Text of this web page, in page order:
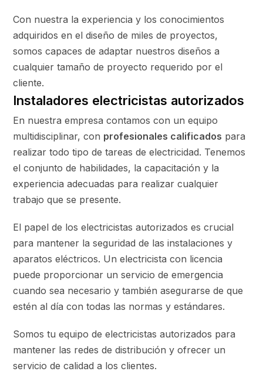
Con nuestra la experiencia y los conocimientos
adquiridos en el diseño de miles de proyectos,
somos capaces de adaptar nuestros diseños a
cualquier tamaño de proyecto requerido por el
cliente.
Instaladores electricistas autorizados
En nuestra empresa contamos con un equipo
multidisciplinar, con profesionales calificados para
realizar todo tipo de tareas de electricidad. Tenemos
el conjunto de habilidades, la capacitación y la
experiencia adecuadas para realizar cualquier
trabajo que se presente.
El papel de los electricistas autorizados es crucial
para mantener la seguridad de las instalaciones y
aparatos eléctricos. Un electricista con licencia
puede proporcionar un servicio de emergencia
cuando sea necesario y también asegurarse de que
estén al día con todas las normas y estándares.
Somos tu equipo de electricistas autorizados para
mantener las redes de distribución y ofrecer un
servicio de calidad a los clientes.